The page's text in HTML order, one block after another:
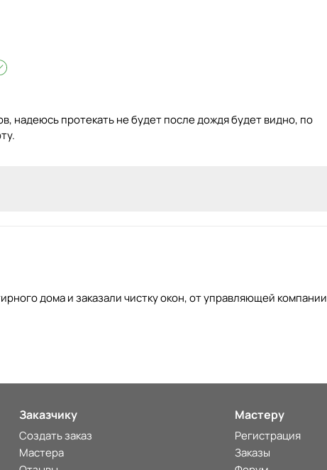
надеюсь протекать не будет после дождя будет видно, по
дома и заказали чистку окон, от управляющей компании
Заказчику
Создать заказ
Мастера
Мастеру
Регистрация
Заказы